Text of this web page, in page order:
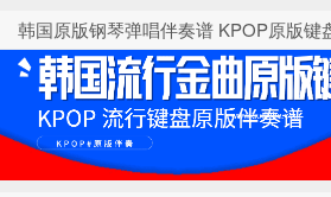
韩国原版钢琴弹唱伴奏谱 KPOP原版键